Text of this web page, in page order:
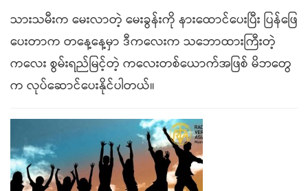
သားသမီးက မေးလာတဲ့ မေးခွန်းကို နားထောင်ပေးပြီး ပြန်ဖြေ
ပေးတာက တနေ့နေ့မှာ ဒီကလေးက သဘောထားကြီးတဲ့
ကလေး စွမ်းရည်မြင့်တဲ့ ကလေးတစ်ယောက်အဖြစ် မိဘတွေ
က လုပ်ဆောင်ပေးနိုင်ပါတယ်။